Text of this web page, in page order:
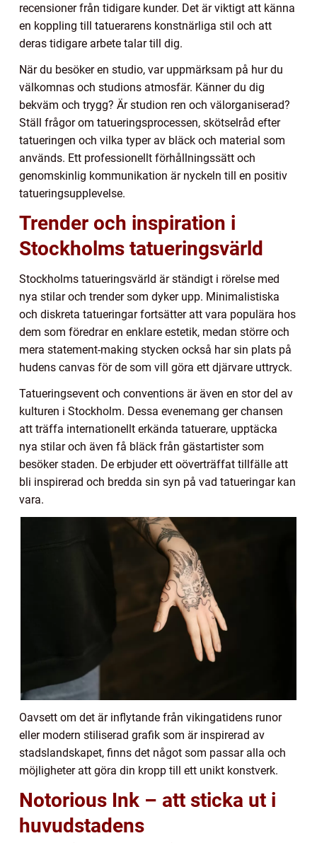
recensioner från tidigare kunder. Det är viktigt att känna
en koppling till tatuerarens konstnärliga stil och att
deras tidigare arbete talar till dig.
När du besöker en studio, var uppmärksam på hur du
välkomnas och studions atmosfär. Känner du dig
bekväm och trygg? Är studion ren och välorganiserad?
Ställ frågor om tatueringsprocessen, skötselråd efter
tatueringen och vilka typer av bläck och material som
används. Ett professionellt förhållningssätt och
genomskinlig kommunikation är nyckeln till en positiv
tatueringsupplevelse.
Trender och inspiration i
Stockholms tatueringsvärld
Stockholms tatueringsvärld är ständigt i rörelse med
nya stilar och trender som dyker upp. Minimalistiska
och diskreta tatueringar fortsätter att vara populära hos
dem som föredrar en enklare estetik, medan större och
mera statement-making stycken också har sin plats på
hudens canvas för de som vill göra ett djärvare uttryck.
Tatueringsevent och conventions är även en stor del av
kulturen i Stockholm. Dessa evenemang ger chansen
att träffa internationellt erkända tatuerare, upptäcka
nya stilar och även få bläck från gästartister som
besöker staden. De erbjuder ett oöverträffat tillfälle att
bli inspirerad och bredda sin syn på vad tatueringar kan
vara.
Oavsett om det är inflytande från vikingatidens runor
eller modern stiliserad grafik som är inspirerad av
stadslandskapet, finns det något som passar alla och
möjligheter att göra din kropp till ett unikt konstverk.
Notorious Ink – att sticka ut i
huvudstadens